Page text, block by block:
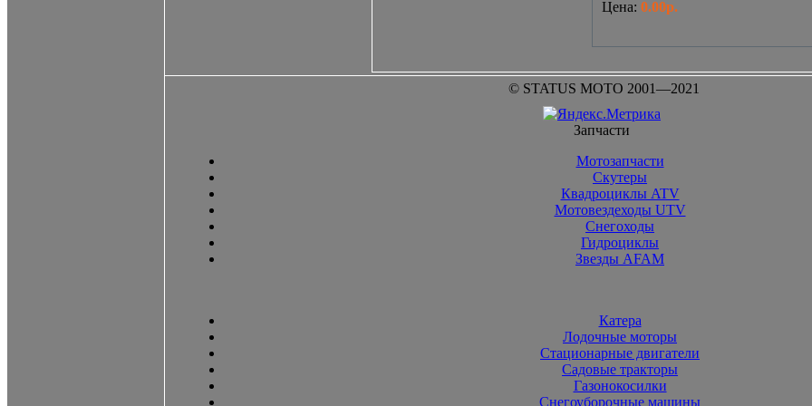
Цена: 0.00р.
© STATUS MOTO 2001—2021
Запчасти
Мотозапчасти
Скутеры
Квадроциклы ATV
Мотовездеходы UTV
Снегоходы
Гидроциклы
Звезды AFAM
Катера
Лодочные моторы
Стационарные двигатели
Садовые тракторы
Газонокосилки
Снегоуборочные машины